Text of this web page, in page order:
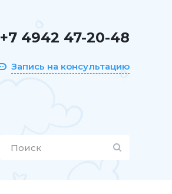
+7 4942 47-20-48
Запись на консультацию